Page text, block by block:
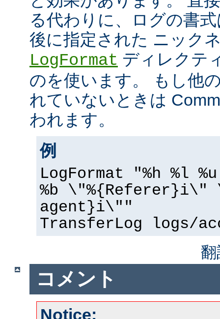
る代わりに、ログの書
後に指定された ニック
LogFormat ディレクテ
のを使います。 もし他
れていないときは
われます。
例
LogFormat "%h %l
%b \"%{Referer}i\"
agent}i\""
TransferLog logs/
コメント
Notice: